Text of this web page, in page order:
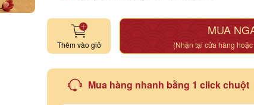
Thêm vào giỏ
MUA
(Nhận tại cửa hàng
Mua hàng nhanh bằng 1 click chuột